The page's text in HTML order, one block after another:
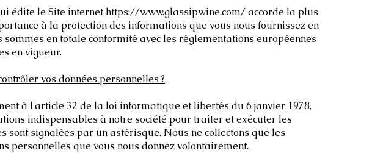
édite le Site internet https://www.glassipwine.com/accorde la plus
à la protection des informations que vous nous fournissez en
sommes en totale conformité avec les réglementations européennes
en vigueur.
vos données personnelles ?
à l'article 32 de la loi informatique et libertés du 6 janvier 1978,
indispensables à notre société pour traiter et exécuter les
sont signalées par un astérisque. Nous ne collectons que les
personnelles que vous nous donnez volontairement.